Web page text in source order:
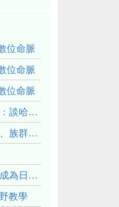
位命脈
位命脈
位命脈
誌實驗室
、《檔案／李光輝》
情感伏流
教學